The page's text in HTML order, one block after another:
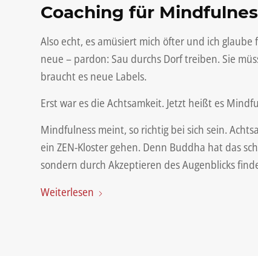
Coaching für
Also echt, es amüsiert mich öfter und ich
neue – pardon: Sau durchs Dorf treiben. Sie
braucht es neue Labels.
Erst war es die Achtsamkeit. Jetzt heißt es
Mindfulness meint, so richtig bei sich sein.
ein ZEN-Kloster gehen. Denn Buddha hat das
sondern durch Akzeptieren des Augenblicks
Weiterlesen